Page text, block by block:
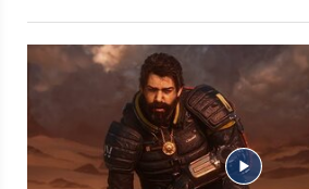
deren neuestes Projekt namens Saros.
Schleier ein wenig gelüftet: Auf der Sony
September 2025 hat Returnal erste
Saros gezeigt. Was euch in dem Sci-Fi-
könnt ihr euch oben anschauen. Wenn
seht, markiert ihr euch im Anschluss